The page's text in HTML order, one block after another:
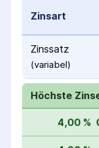
Zinsart
Zinssatz
(variabel)
Höchste
4,00 %